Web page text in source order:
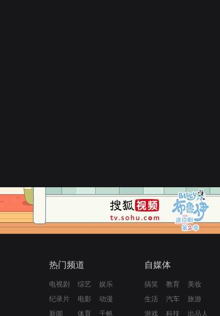
热门频道
电视剧 综艺
娱乐
纪录片
电影
动漫
新闻
体育 千帆
自媒体
搞笑 教育
美妆
生活
汽车
旅游
游戏
科技 出品人